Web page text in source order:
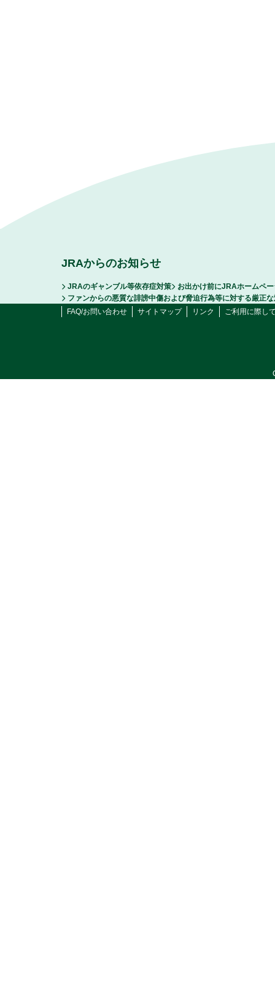
JRAからのお知らせ
JRAのギャンブル等依存症対策
お出かけ前にJRAホームペ
ファンからの悪質な誹謗中傷および脅迫行為等に対する厳正
FAQ/お問い合わせ
サイトマップ リンク ご利用に際し